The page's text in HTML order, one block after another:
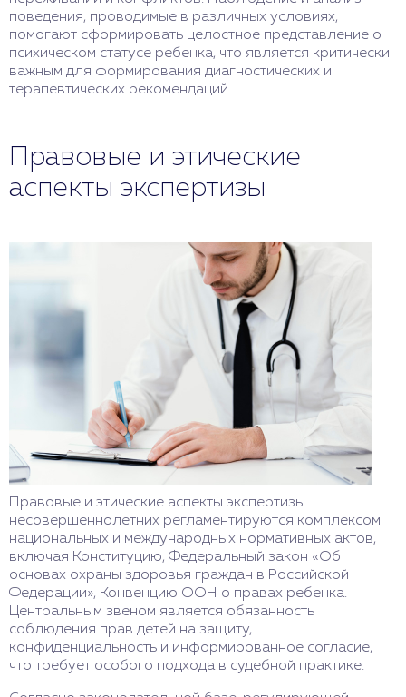
поведения, проводимые в различных условиях,
помогают сформировать целостное представление о
психическом статусе ребенка, что является критически
важным для формирования диагностических и
терапевтических рекомендаций.
Правовые и этические
аспекты экспертизы
Правовые и этические аспекты экспертизы
несовершеннолетних регламентируются комплексом
национальных и международных нормативных актов,
включая Конституцию, Федеральный закон «Об
основах охраны здоровья граждан в Российской
Федерации», Конвенцию ООН о правах ребенка.
Центральным звеном является обязанность
соблюдения прав детей на защиту,
конфиденциальность и информированное согласие,
что требует особого подхода в судебной практике.